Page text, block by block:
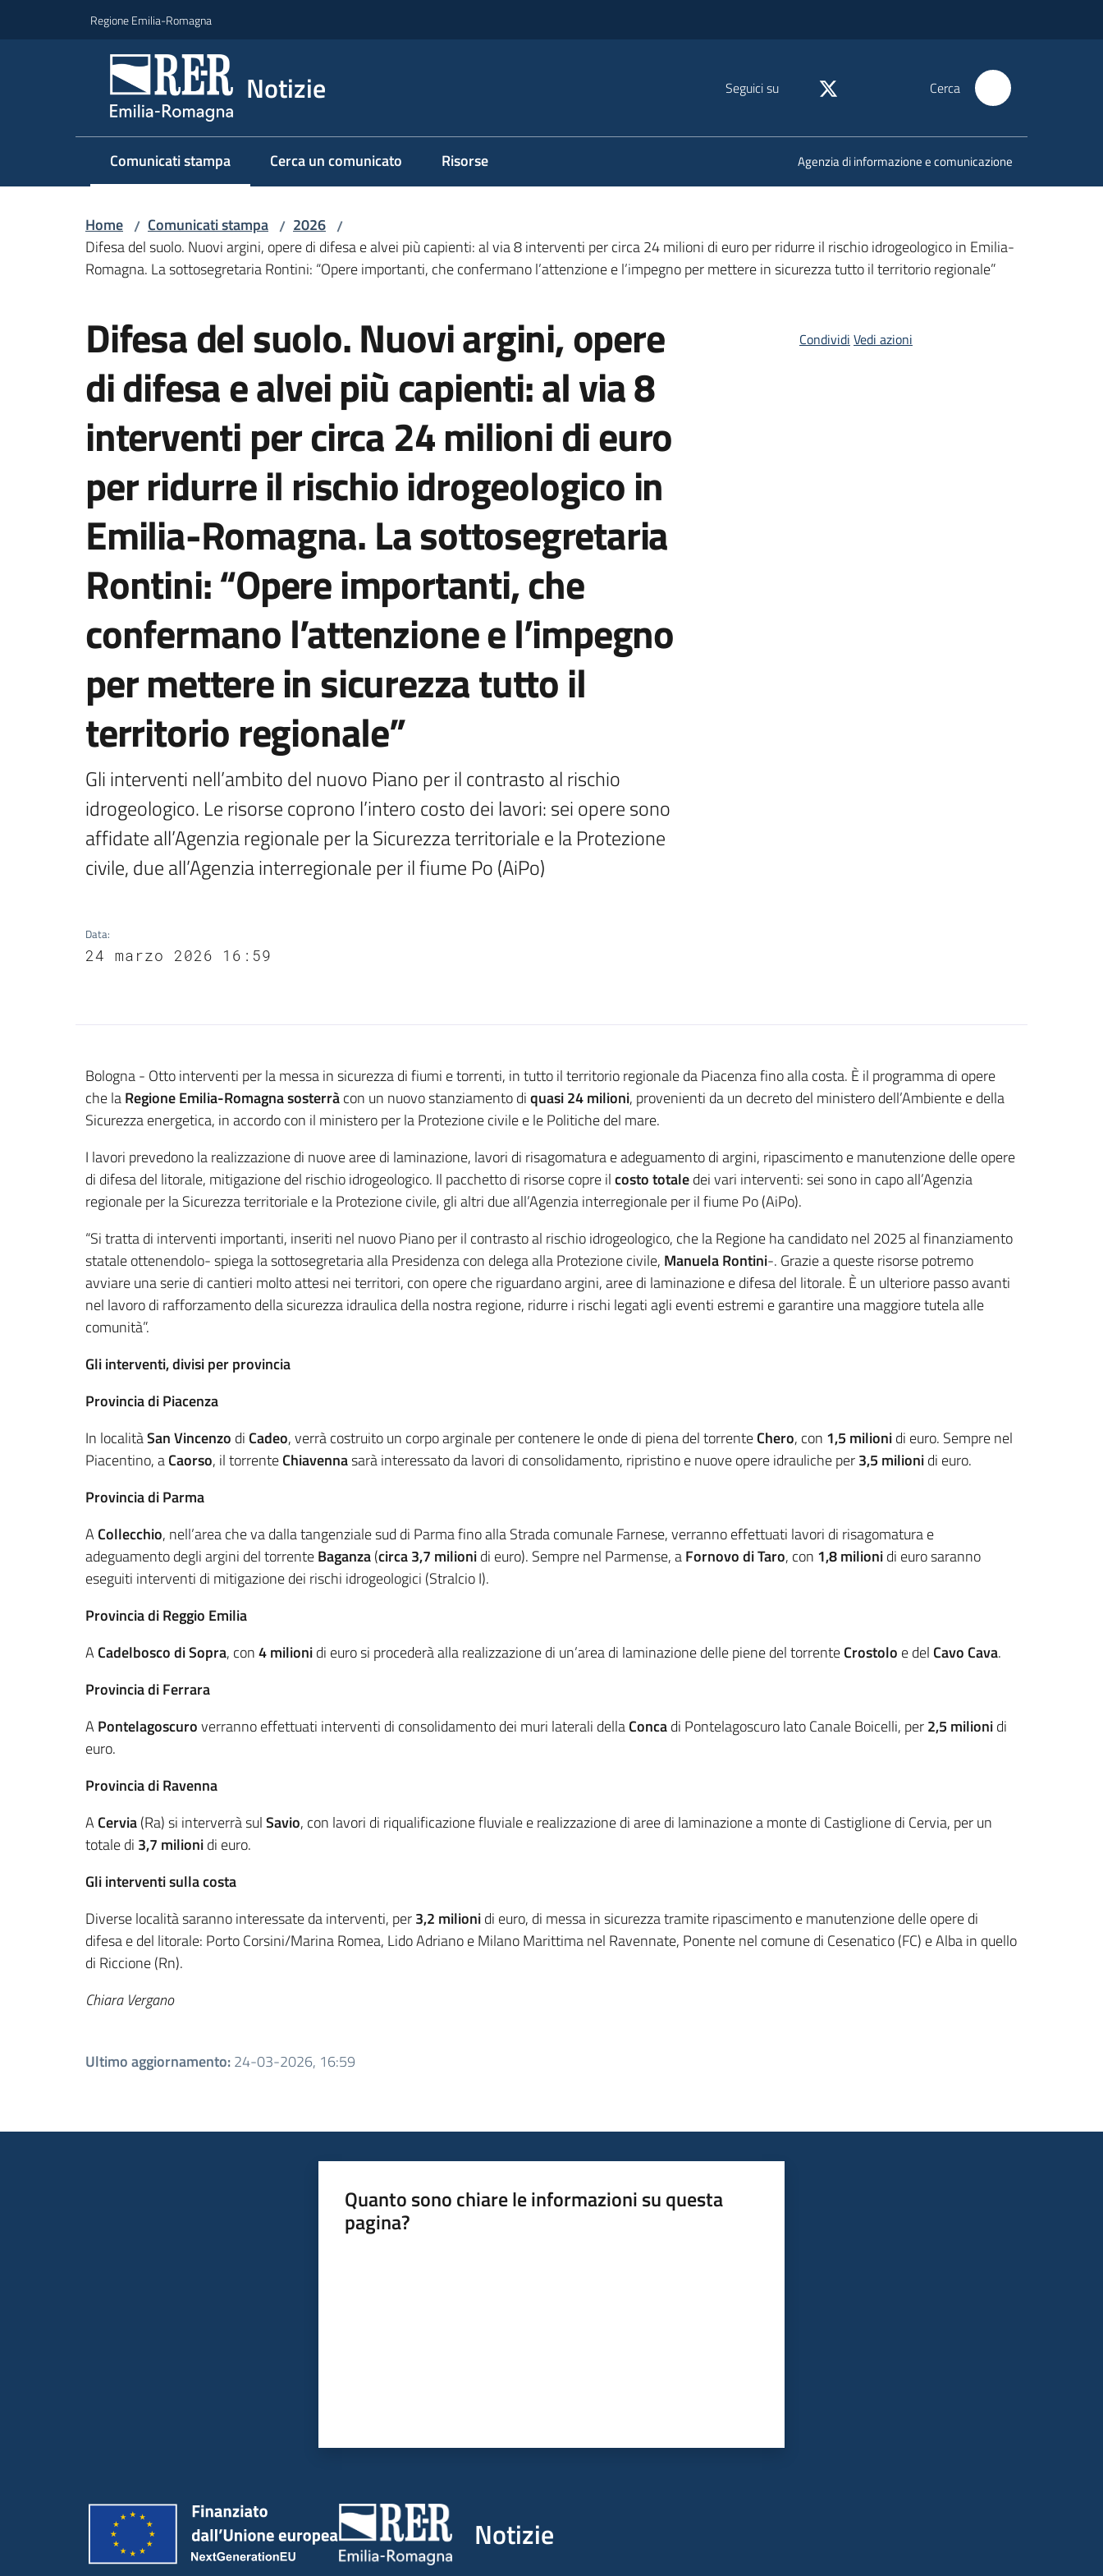
Regione Emilia-Romagna
Notizie Seguici su Cerca
Comunicati stampa
Menu selezionato Cerca un comunicato Risorse Agenzia di informazione e comunicazione
Home / Comunicati stampa / 2026 /
Difesa del suolo. Nuovi argini, opere di difesa e alvei più capienti: al via 8 interventi per circa 24 milioni di euro per ridurre il rischio idrogeologico in Emilia-
Romagna. La sottosegretaria Rontini: “Opere importanti, che confermano l’attenzione e l’impegno per mettere in sicurezza tutto il territorio regionale”
Difesa del suolo. Nuovi argini, opere
di difesa e alvei più capienti: al via 8
interventi per circa 24 milioni di euro
per ridurre il rischio idrogeologico in
Emilia-Romagna. La sottosegretaria
Rontini: “Opere importanti, che
confermano l’attenzione e l’impegno
per mettere in sicurezza tutto il
territorio regionale”
Gli interventi nell’ambito del nuovo Piano per il contrasto al rischio
idrogeologico. Le risorse coprono l’intero costo dei lavori: sei opere sono
affidate all’Agenzia regionale per la Sicurezza territoriale e la Protezione
civile, due all’Agenzia interregionale per il fiume Po (AiPo)
Data:
24 marzo 2026 16:59
Condividi Vedi azioni
Contenuto
Bologna - Otto interventi per la messa in sicurezza di fiumi e torrenti, in tutto il territorio regionale da Piacenza fino alla costa. È il programma di opere
che laRegioneEmilia-Romagna sosterràcon un nuovo stanziamento diquasi 24 milioni, provenienti da un decreto del ministero dell’Ambiente e della
Sicurezza energetica, in accordo con il ministero per la Protezione civile e le Politiche del mare.
I lavori prevedono la realizzazione di nuove aree di laminazione, lavori di risagomatura e adeguamento di argini, ripascimento e manutenzione delle opere
di difesa del litorale, mitigazione del rischio idrogeologico. Il pacchetto di risorse copreilcosto totaledei vari interventi: sei sono in capo all’Agenzia
regionale per la Sicurezza territoriale e la Protezione civile, gli altri due all’Agenzia interregionale per il fiume Po (AiPo).
“Si tratta di interventi importanti, inseriti nel nuovo Piano per il contrasto al rischio idrogeologico, che la Regione ha candidato nel 2025 al finanziamento
statale ottenendolo- spiega la sottosegretaria alla Presidenza con delega alla Protezione civile, Manuela Rontini-. Grazie a queste risorse potremo
avviare una serie di cantieri molto attesi nei territori, con opere che riguardano argini, aree di laminazione e difesa del litorale. È un ulteriore passo avanti
nel lavoro di rafforzamento della sicurezza idraulica della nostra regione, ridurre i rischi legati agli eventi estremi e garantire una maggiore tutela alle
comunità”.
Gli interventi, divisi per provincia
Provincia di Piacenza
In localitàSan Vincenzo di Cadeo, verrà costruito un corpo arginale per contenere le onde di piena del torrenteChero, con 1,5 milionidi euro. Sempre nel
Piacentino, aCaorso, il torrenteChiavennasarà interessato da lavori di consolidamento, ripristino e nuove opere idrauliche per3,5 milionidi euro.
Provincia di Parma
A Collecchio, nell’area che va dalla tangenziale sud di Parma fino alla Strada comunale Farnese, verranno effettuati lavori di risagomatura e
adeguamento degli argini del torrenteBaganza(circa 3,7 milionidi euro). Sempre nel Parmense, aFornovo di Taro, con 1,8 milionidi euro saranno
eseguiti interventi di mitigazione dei rischi idrogeologici (Stralcio I).
Provincia di Reggio Emilia
A Cadelbosco di Sopra, con4 milionidi euro si procederà alla realizzazione di un’area di laminazione delle piene del torrenteCrostolo e del Cavo Cava.
Provincia di Ferrara
A Pontelagoscuroverranno effettuati interventi di consolidamento dei muri laterali dellaConcadi Pontelagoscuro lato Canale Boicelli, per2,5 milionidi
euro.
Provincia di Ravenna
A Cervia(Ra) si interverrà sulSavio, con lavori di riqualificazione fluviale e realizzazione di aree di laminazione a monte di Castiglione di Cervia, per un
totale di 3,7 milionidi euro.
Gli interventi sulla costa
Diverse località saranno interessate da interventi, per3,2 milionidi euro, di messa in sicurezza tramite ripascimento e manutenzione delle opere di
difesa e del litorale: Porto Corsini/Marina Romea, Lido Adriano e Milano Marittima nel Ravennate, Ponente nel comune di Cesenatico (FC) e Alba in quello
di Riccione (Rn).
Chiara Vergano
Ultimo aggiornamento:24-03-2026, 16:59
Quanto sono chiare le informazioni su questa
pagina?
Notizie